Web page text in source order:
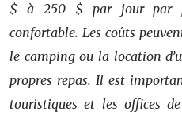
$ à 250 $ par jour par
confortable. Les coûts
le camping ou la location
propres repas. Il est
touristiques et les offices